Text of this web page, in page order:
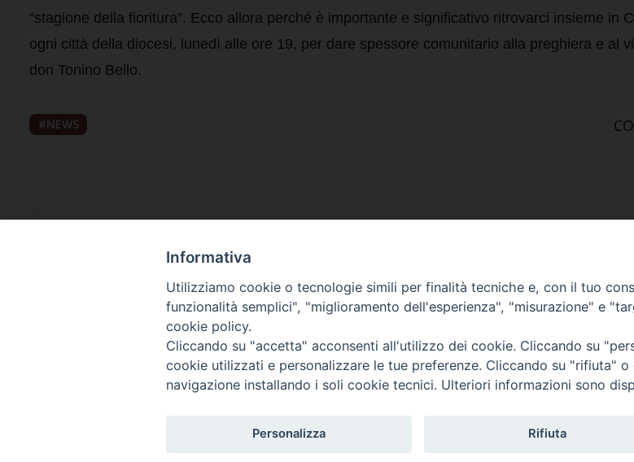
“stagione della fioritura”. Ecco allora perché è importante e significativo ritrovarci insieme in
ogni città della diocesi, lunedì alle ore 19, per dare spessore comunitario alla preghiera e al
don Tonino Bello.
NEWS
Piazza Giovene 4 – 70056 Molfetta (BA)
Ufficio Comunicazioni
Piazza Giovene 4 – 70056
Informativa
Utilizziamo cookie o tecnologie simili per finalità tecniche e, con il tuo
funzionalità semplici", "miglioramento dell'esperienza", "misurazione" e
cookie policy.
Cliccando su "accetta" acconsenti all'utilizzo dei cookie. Cliccando su
cookie utilizzati e personalizzare le tue preferenze. Cliccando su "rifiuta"
navigazione installando i soli cookie tecnici. Ulteriori informazioni sono
Personalizza Rifiuta